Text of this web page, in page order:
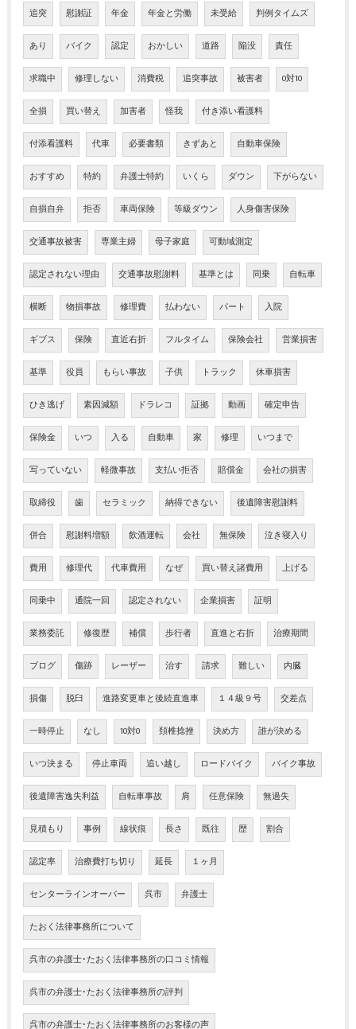
追突 慰謝証 年金 年金と労働 未受給 判例タイムズ
あり バイク 認定 おかしい 道路 陥没 責任
求職中 修理しない 消費税 追突事故 被害者 0対10
全損 買い替え 加害者 怪我 付き添い看護料
付添看護料 代車 必要書類 きずあと 自動車保険
おすすめ 特約 弁護士特約 いくら ダウン 下がらない
自損自弁 拒否 車両保険 等級ダウン 人身傷害保険
交通事故被害 専業主婦 母子家庭 可動域測定
認定されない理由 交通事故慰謝料 基準とは 同乗 自転車
横断 物損事故 修理費 払わない パート 入院
ギブス 保険 直近右折 フルタイム 保険会社 営業損害
基準 役員 もらい事故 子供 トラック 休車損害
ひき逃げ 素因減額 ドラレコ 証拠 動画 確定申告
保険金 いつ 入る 自動車 家 修理 いつまで
写っていない 軽微事故 支払い拒否 賠償金 会社の損害
取締役 歯 セラミック 納得できない 後遺障害慰謝料
併合 慰謝料増額 飲酒運転 会社 無保険 泣き寝入り
費用 修理代 代車費用 なぜ 買い替え諸費用 上げる
同乗中 通院一回 認定されない 企業損害 証明
業務委託 修復歴 補償 歩行者 直進と右折 治療期間
ブログ 傷跡 レーザー 治す 請求 難しい 内臓
損傷 脱臼 進路変更車と後続直進車 １４級９号 交差点
一時停止 なし 10対0 頚椎捻挫 決め方 誰が決める
いつ決まる 停止車両 追い越し ロードバイク バイク事故
後遺障害逸失利益 自転車事故 肩 任意保険 無過失
見積もり 事例 線状痕 長さ 既往 歴 割合
認定率 治療費打ち切り 延長 １ヶ月
センターラインオーバー 呉市 弁護士
たおく法律事務所について
呉市の弁護士･たおく法律事務所の口コミ情報
呉市の弁護士･たおく法律事務所の評判
呉市の弁護士･たおく法律事務所のお客様の声